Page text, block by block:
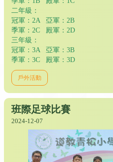
二年級：
冠軍：2A 亞軍：2B
季軍：2C 殿軍：2D
三年級：
冠軍：3A 亞軍：3B
季軍：3C 殿軍：3D
戶外活動
班際足球比賽
2024-12-07